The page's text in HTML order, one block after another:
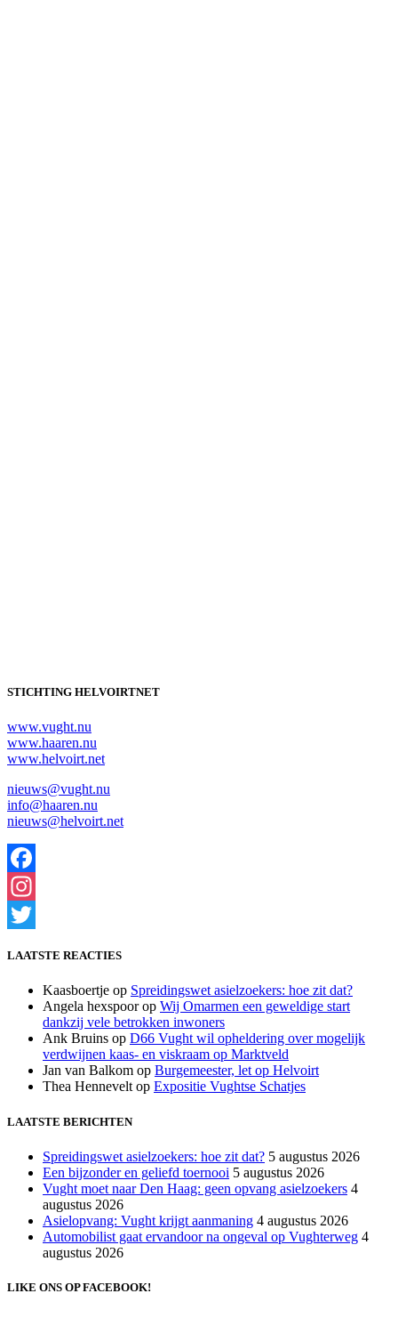
STICHTING HELVOIRTNET
www.vught.nu
www.haaren.nu
www.helvoirt.net
nieuws@vught.nu
info@haaren.nu
nieuws@helvoirt.net
Facebook
Instagram
LAATSTE REACTIES
Kaasboertje op Spreidingswet asielzoekers: hoe zit dat?
Angela hexspoorop Wij Omarmen een geweldige start
dankzij vele betrokken inwoners
Ank Bruins op D66 Vught wil opheldering over mogelijk
verdwijnen kaas- en viskraam op Marktveld
Jan van Balkom op Burgemeester, let op Helvoirt
Thea Henneveltop Expositie Vughtse Schatjes
LAATSTE BERICHTEN
Spreidingswet asielzoekers: hoe zit dat? 5 augustus 2026
Een bijzonder en geliefd toernooi 5 augustus 2026
Vught moet naar Den Haag: geen opvang asielzoekers 4
augustus 2026
Asielopvang: Vught krijgt aanmaning 4 augustus 2026
Automobilist gaat ervandoor na ongeval op Vughterweg 4
augustus 2026
LIKE ONS OP FACEBOOK!